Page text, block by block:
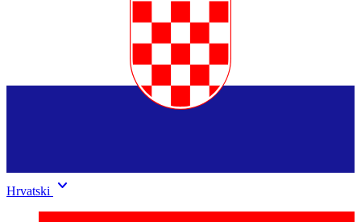
Hrvatski keyboard_arrow_down